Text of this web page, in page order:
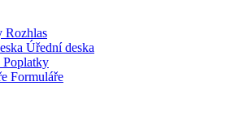
Rozhlas
Úřední deska
Poplatky
Formuláře